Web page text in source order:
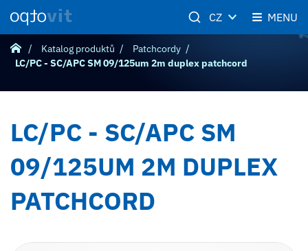
Katalog produktů
Patchcordy
LC/PC - SC/APC SM 09/125um 2m duplex patchcord
LC/PC - SC/APC SM
09/125UM 2M DUPLEX
PATCHCORD
MENU
CZ